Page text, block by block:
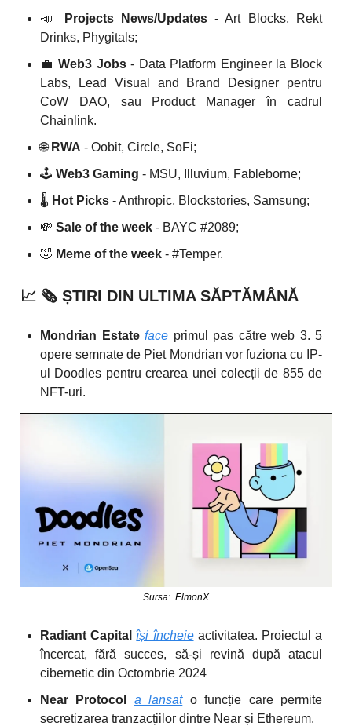
📣
Projects News/Updates- Art Blocks, Rekt
Drinks, Phygitals;
💼 Web3 Jobs- Data Platform Engineer la Block
Labs, Lead Visual and Brand Designer pentru
CoW DAO, sau Product Manager în cadrul
Chainlink.
🌐 RWA - Oobit, Circle, SoFi;
🕹️ Web3 Gaming - MSU, Illuvium, Fableborne;
🌡️ Hot Picks - Anthropic, Blockstories, Samsung;
💸 Sale of the week - BAYC #2089;
🤣 Meme of the week - #Temper.
📈 🗞️ ȘTIRI DIN ULTIMA SĂPTĂMÂNĂ
Mondrian Estate face primul pas către web 3. 5
opere semnate de Piet Mondrian vor fuziona cu IP-
ul Doodles pentru crearea unei colecții de 855 de
NFT-uri.
Sursa: ElmonX
Radiant Capital își încheie activitatea. Proiectul a
încercat, fără succes, să-și revină după atacul
cibernetic din Octombrie 2024
Near Protocol
a lansato funcție care permite
secretizarea tranzacțiilor dintre Near și Ethereum.